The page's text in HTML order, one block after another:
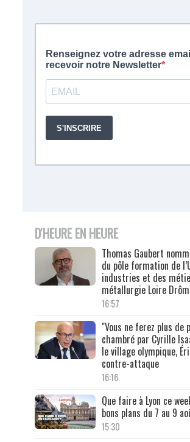
D'HEURE EN HEURE
Thomas Gaubert
du pôle formation de
industries et des
métallurgie Loire
16:57
"Vous ne ferez plus de
chambré par Cyrille
le village olympique,
contre-attaque
16:16
Que faire à Lyon ce
bons plans du 7 au 9
15:30